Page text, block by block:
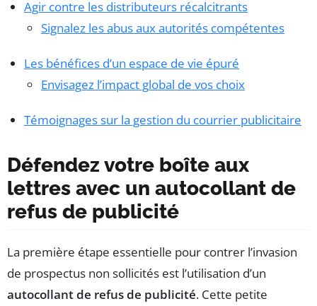
Agir contre les distributeurs récalcitrants
Signalez les abus aux autorités compétentes
Les bénéfices d’un espace de vie épuré
Envisagez l’impact global de vos choix
Témoignages sur la gestion du courrier publicitaire
Défendez votre boîte aux
lettres avec un autocollant de
refus de publicité
La première étape essentielle pour contrer l’invasion
de prospectus non sollicités est l’utilisation d’un
autocollant de refus de publicité. Cette petite